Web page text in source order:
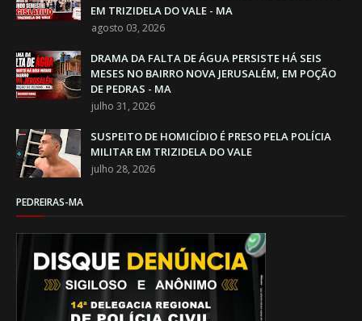
EM TRIZIDELA DO VALE - MA
agosto 03, 2026
DRAMA DA FALTA DE ÁGUA PERSISTE HÁ SEIS
MESES NO BAIRRO NOVA JERUSALÉM, EM POÇÃO
DE PEDRAS - MA
julho 31, 2026
SUSPEITO DE HOMICÍDIO É PRESO PELA POLÍCIA
MILITAR EM TRIZIDELA DO VALE
julho 28, 2026
PEDREIRAS-MA